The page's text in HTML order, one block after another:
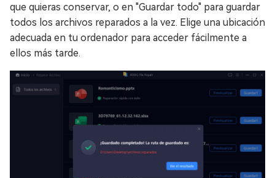
que quieras conservar, o en "Guardar todo" para guardar
todos los archivos reparados a la vez. Elige una ubicación
adecuada en tu ordenador para acceder fácilmente a
ellos más tarde.